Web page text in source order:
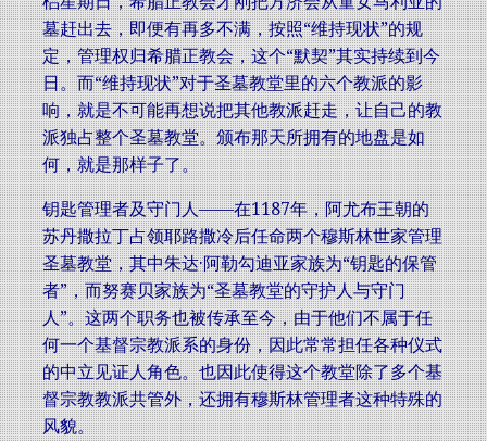
墓赶出去，即便有再多不满，按照“维持现状”的规
定，管理权归希腊正教会，这个“默契”其实持续到今
日。而“维持现状”对于圣墓教堂里的六个教派的影
响，就是不可能再想说把其他教派赶走，让自己的教
派独占整个圣墓教堂。颁布那天所拥有的地盘是如
何，就是那样子了。
钥匙管理者及守门人——在1187年，阿尤布王朝的
苏丹撒拉丁占领耶路撒冷后任命两个穆斯林世家管理
圣墓教堂，其中朱达·阿勒勾迪亚家族为“钥匙的保管
者”，而努赛贝家族为“圣墓教堂的守护人与守门
人”。这两个职务也被传承至今，由于他们不属于任
何一个基督宗教派系的身份，因此常常担任各种仪式
的中立见证人角色。也因此使得这个教堂除了多个基
督宗教教派共管外，还拥有穆斯林管理者这种特殊的
风貌。